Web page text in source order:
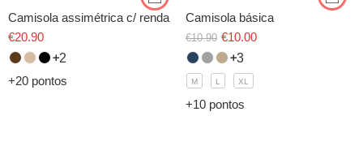
Camisola assimétrica c/ renda
€20.90
2
+20 pontos
Camisola básica
€10.90 €10.00
3
M L XL
+10 pontos